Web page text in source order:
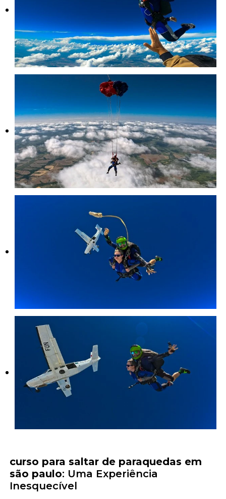
curso para saltar de paraquedas em
são paulo: Uma Experiência
Inesquecível